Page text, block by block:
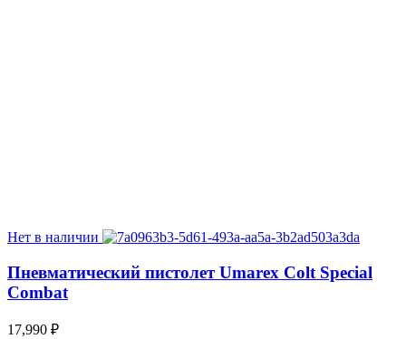
Нет в наличии
Пневматический пистолет Umarex Colt Special
Combat
17,990 ₽